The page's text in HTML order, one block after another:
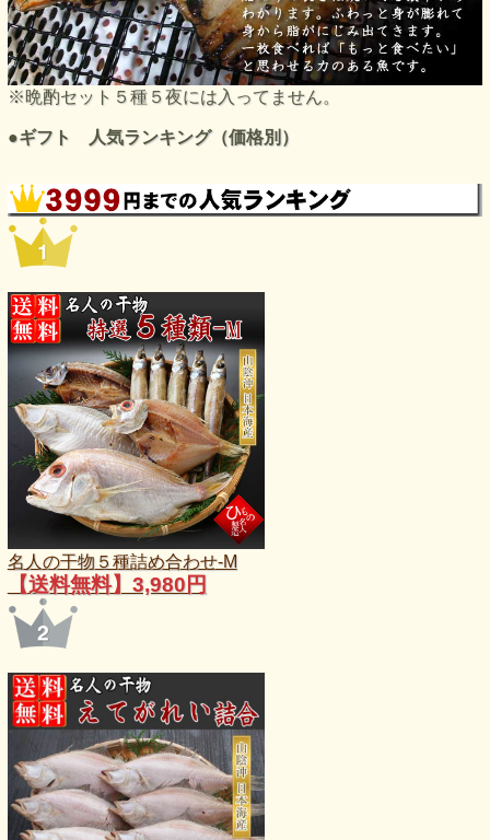
※晩酌セット５種５夜には入ってません。
●ギフト 人気ランキング（価格別）
名人の干物５種詰め合わせ-M
【送料無料】3,980円